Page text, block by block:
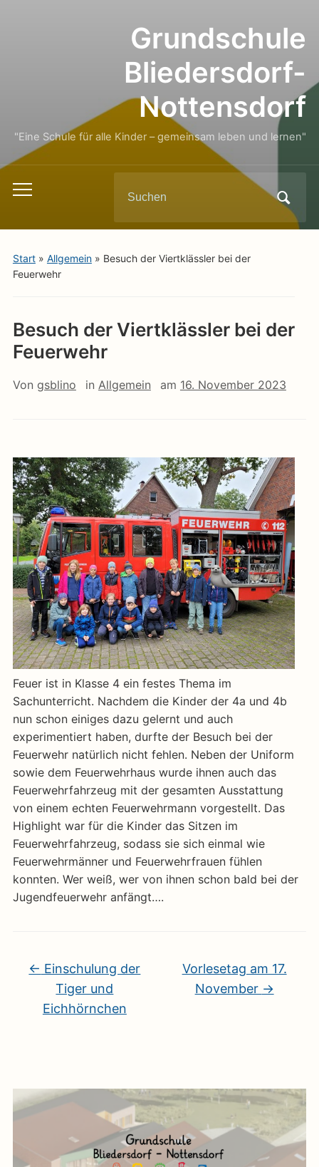
Grundschule
Bliedersdorf-
Nottensdorf
"Eine Schule für alle Kinder – gemeinsam leben und lernen"
Toggle
menu
for:
Start» Allgemein» Besuch der Viertklässler bei der
Feuerwehr
Besuch der Viertklässler bei der
Feuerwehr
Von gsblino in Allgemein am 16. November 2023
Feuer ist in Klasse 4 ein festes Thema im
Sachunterricht. Nachdem die Kinder der 4a und 4b
nun schon einiges dazu gelernt und auch
experimentiert haben, durfte der Besuch bei der
Feuerwehr natürlich nicht fehlen. Neben der Uniform
sowie dem Feuerwehrhaus wurde ihnen auch das
Feuerwehrfahrzeug mit der gesamten Ausstattung
von einem echten Feuerwehrmann vorgestellt. Das
Highlight war für die Kinder das Sitzen im
Feuerwehrfahrzeug, sodass sie sich einmal wie
Feuerwehrmänner und Feuerwehrfrauen fühlen
konnten. Wer weiß, wer von ihnen schon bald bei der
Jugendfeuerwehr anfängt….
← Einschulung der
Tiger und
Eichhörnchen
Vorlesetag am 17.
November →